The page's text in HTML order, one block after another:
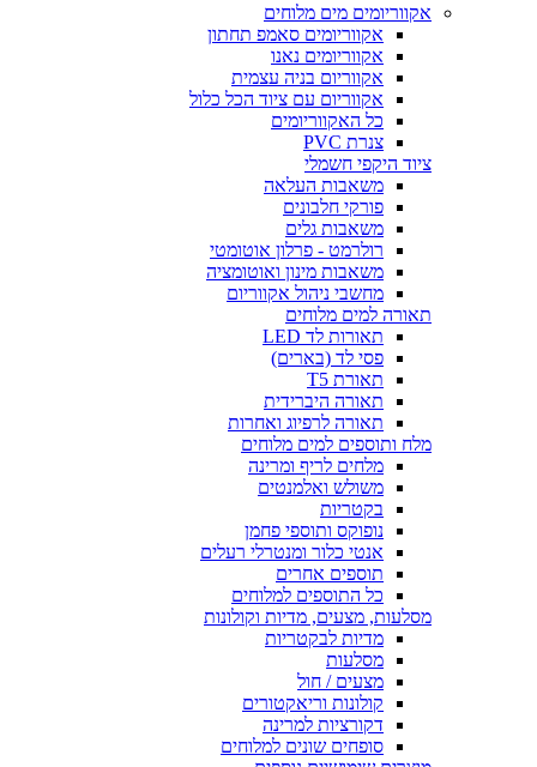
אקווריומים מים מלוחים
אקווריומים סאמפ תחתון
אקווריומים נאנו
אקווריום בניה עצמית
אקווריום עם ציוד הכל כלול
כל האקווריומים
צנרת PVC
ציוד היקפי חשמלי
משאבות העלאה
פורקי חלבונים
משאבות גלים
רולרמט - פרלון אוטומטי
משאבות מינון ואוטומציה
מחשבי ניהול אקווריום
תאורה למים מלוחים
תאורות לד LED
פסי לד (בארים)
תאורת T5
תאורה היברידית
תאורה לרפיוג ואחרות
מלח ותוספים למים מלוחים
מלחים לריף ומרינה
משולש ואלמנטים
בקטריות
נופוקס ותוספי פחמן
אנטי כלור ומנטרלי רעלים
תוספים אחרים
כל התוספים למלוחים
מסלעות, מצעים, מדיות וקולונות
מדיות לבקטריות
מסלעות
מצעים / חול
קולונות וריאקטורים
דקורציות למרינה
סופחים שונים למלוחים